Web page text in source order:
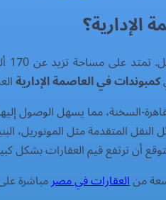
الإدارية؟
كمبوندات في العاصمة الإدارية
السخنة، مما يسهل الوصول
المتقدمة مثل المونوريل،
أن ترتفع قيم العقارات بشكل
منالعقارات في مصرمباشرة